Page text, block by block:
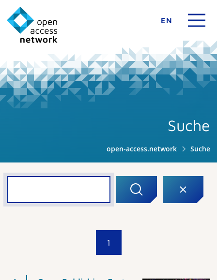
EN
Suche
open-access.network Suche
1